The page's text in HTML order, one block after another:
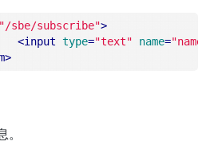
"/sbe/subscribe">
<input type="text" name="name"
>